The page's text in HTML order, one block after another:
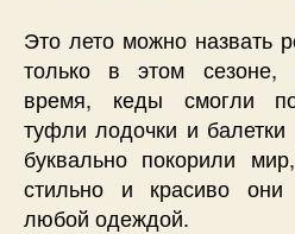
Это лето можно назвать
только в этом сезоне,
время, кеды смогли
туфли лодочки и
буквально покорили
стильно и красиво они
любой одеждой.